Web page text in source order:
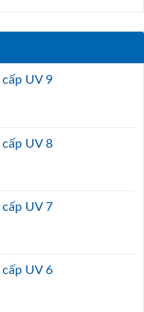
UV 9
UV 8
UV 7
UV 6